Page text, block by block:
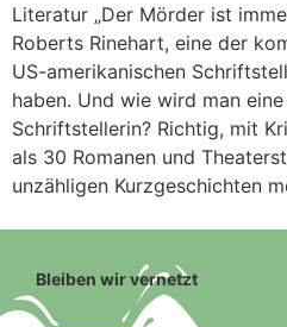
Literatur „Der Mörder ist
Roberts Rinehart, eine der
US-amerikanischen
haben. Und wie wird man
Schriftstellerin? Richtig, mit
als 30 Romanen und
unzähligen Kurzgeschichten
Bleiben wir vernetzt